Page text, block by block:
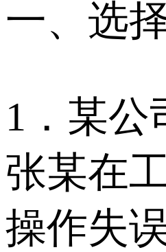
一、选
1．某公
张某在
操作失